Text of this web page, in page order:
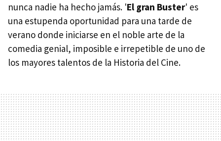
nunca nadie ha hecho jamás. 'El gran Buster' es
una estupenda oportunidad para una tarde de
verano donde iniciarse en el noble arte de la
comedia genial, imposible e irrepetible de uno de
los mayores talentos de la Historia del Cine.